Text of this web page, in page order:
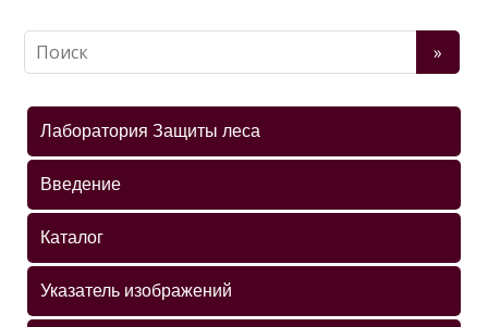
Лаборатория Защиты леса
Введение
Каталог
Указатель изображений